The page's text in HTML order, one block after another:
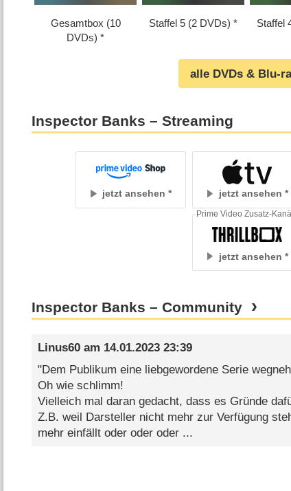
Gesamtbox (10
DVDs)
Staffel 5 (2 DVDs) Staffel
alle DVDs & Blu-
Inspector Banks – Streaming
jetzt ansehen jetzt ansehen
jetzt ansehen
Prime Video Zusatz-
Inspector Banks – Community
Linus60am 14.01.2023 23:39
"Dem Publikum eine liebgewordene Serie
Oh wie schlimm!
Vielleich mal daran gedacht, dass es Gründe
Z.B. weil Darsteller nicht mehr zur Verfügung
mehr einfällt oder oder oder ...